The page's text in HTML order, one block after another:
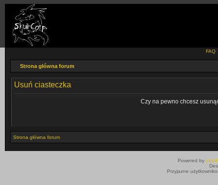
FAQ
Strona główna forum
Usuń ciasteczka
Czy na pewno chcesz
Strona główna forum
Powered by
Przyjazne